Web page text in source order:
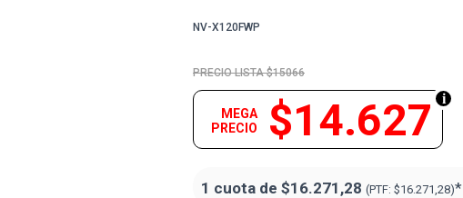
NV-X120FWP
$15066
$14.627
MEGA
PRECIO
1 cuota de $16.271,28 (PTF: $16.271,28)*